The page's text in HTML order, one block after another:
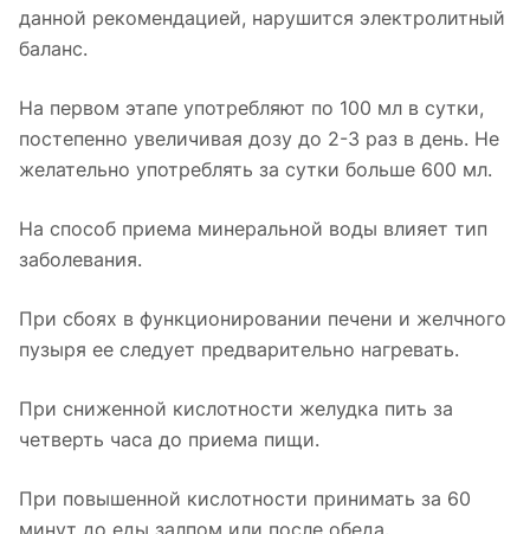
данной рекомендацией, нарушится электролитный
баланс.
На первом этапе употребляют по 100 мл в сутки,
постепенно увеличивая дозу до 2-3 раз в день. Не
желательно употреблять за сутки больше 600 мл.
На способ приема минеральной воды влияет тип
заболевания.
При сбоях в функционировании печени и желчного
пузыря ее следует предварительно нагревать.
При сниженной кислотности желудка пить за
четверть часа до приема пищи.
При повышенной кислотности принимать за 60
минут до еды залпом или после обеда.